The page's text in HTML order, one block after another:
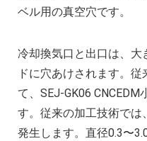
ベル用の真空穴です。
冷却換気口と出口は、大
ドに穴あけされます。
て、SEJ-GK06
す。従来の加工技術では
発生します。直径0.3〜